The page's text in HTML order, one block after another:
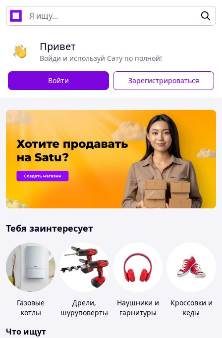
Привет
Войди и используй Сату по полной!
Войти Зарегистрироваться
Тебя заинтересует
Газовые
котлы
Дрели,
шуруповерты
Наушники и
гарнитуры
Кроссовки и
кеды
Что ищут